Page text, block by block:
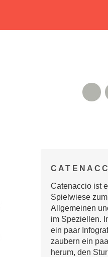
Catenaccio ist
Spielwiese
Allgemeinen
im Speziellen.
ein paar
zaubern ein
herum, den